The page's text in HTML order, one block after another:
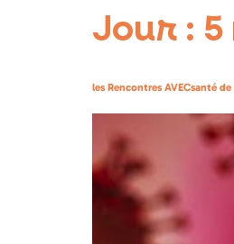
Jour :
les Rencontres AVECsanté